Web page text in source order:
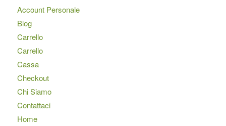
Account Personale
Blog
Carrello
Carrello
Cassa
Checkout
Chi Siamo
Contattaci
Home